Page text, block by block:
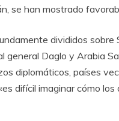
se han mostrado
divididos sobre
general Daglo y Arabia
diplomáticos, países
difícil imaginar cómo